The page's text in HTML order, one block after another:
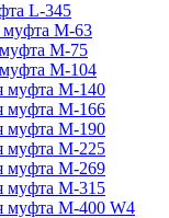
L-345
муфта M-63
M-75
M-104
муфта M-140
муфта M-166
муфта M-190
муфта M-225
муфта M-269
муфта M-315
муфта M-400 W4